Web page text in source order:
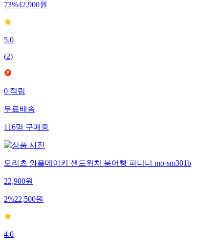
73%42,900원
5.0
(2)
0 적립
무료배송
116명 구매중
모리츠 와플메이커 샌드위치 붕어빵 파니니 mo-sm301b
22,900원
2%22,500원
4.0